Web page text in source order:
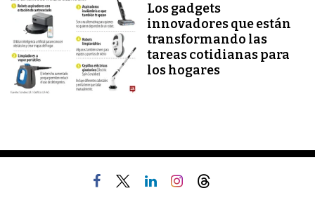
Los gadgets
innovadores que están
transformando las
tareas cotidianas para
los hogares